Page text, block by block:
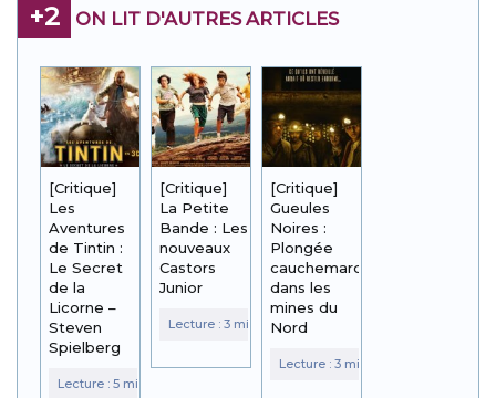
+2 ON LIT D'AUTRES ARTICLES
[Critique]
Les
Aventures
de Tintin :
Le Secret
de la
Licorne –
Steven
Spielberg
[Critique]
La Petite
Bande : Les
nouveaux
Castors
Junior
[Critique]
Gueules
Noires :
Plongée
cauchemardesque
dans les
mines du
Nord